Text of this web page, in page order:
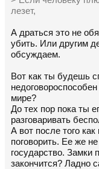
лезет,
А драться это не
убить. Или другим
обсуждаем.
Вот как ты будешь
мире?
До тех пор пока ты
разговаривать
А вот после того
поговорить. Ее же
государство. Замки
закончится? Ладно